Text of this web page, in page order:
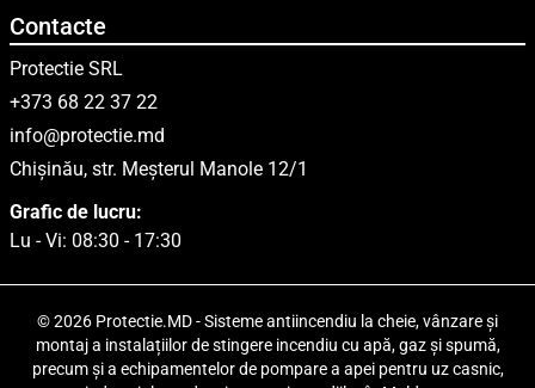
Contacte
Protectie SRL
+373 68 22 37 22
info@protectie.md
Chișinău, str. Meșterul Manole 12/1
Grafic de lucru:
Lu - Vi: 08:30 - 17:30
© 2026 Protectie.MD - Sisteme antiincendiu la cheie, vânzare și
montaj a instalațiilor de stingere incendiu cu apă, gaz și spumă,
precum și a echipamentelor de pompare a apei pentru uz casnic,